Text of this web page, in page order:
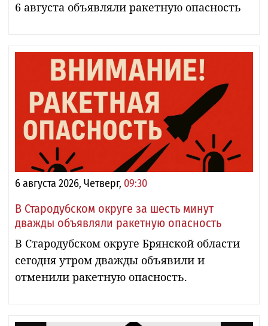
6 августа объявляли ракетную опасность
6 августа 2026, Четверг, 09:30
В Стародубском округе за шесть минут
дважды объявляли ракетную опасность
В Стародубском округе Брянской области
сегодня утром дважды объявили и
отменили ракетную опасность.